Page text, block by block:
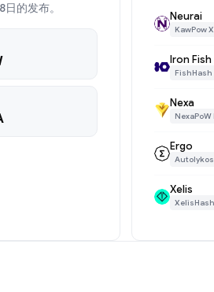
的发布。
Neurai
KawPow
Iron Fish
FishHash
Nexa
NexaPoW
Ergo
Xelis